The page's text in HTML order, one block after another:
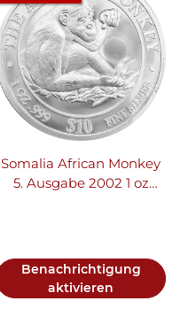
Somalia African Monkey
5. Ausgabe 2002 1 oz
Benachrichtigung
aktivieren